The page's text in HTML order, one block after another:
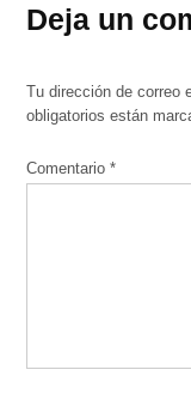
Deja un
Tu dirección de correo
obligatorios están
Comentario*